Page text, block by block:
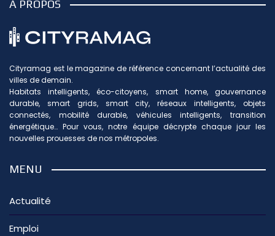
À PROPOS
Cityramag est le magazine de référence concernant l’actualité des
villes de demain.
Habitats intelligents, éco-citoyens, smart home, gouvernance
durable, smart grids, smart city, réseaux intelligents, objets
connectés, mobilité durable, véhicules intelligents, transition
énergétique… Pour vous, notre équipe décrypte chaque jour les
nouvelles prouesses de nos métropoles.
MENU
Actualité
Emploi